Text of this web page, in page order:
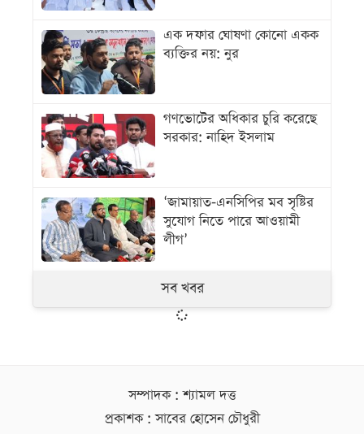
এক দফার ঘোষণা কোনো একক
ব্যক্তির নয়: নুর
গণভোটের অধিকার চুরি করেছে
সরকার: নাহিদ ইসলাম
‘জামায়াত-এনসিপির মব সৃষ্টির
সুযোগ নিতে পারে আওয়ামী
লীগ’
সব খবর
সম্পাদক : শ্যামল দত্ত
প্রকাশক : সাবের হোসেন চৌধুরী